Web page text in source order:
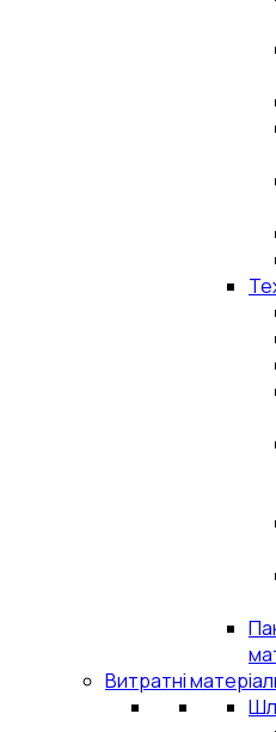
Витратні